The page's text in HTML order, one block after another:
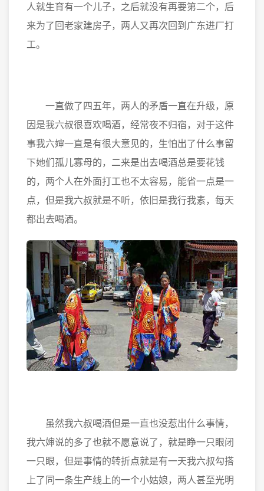
人就生育有一个儿子，之后就没有再要第二个，后
来为了回老家建房子，两人又再次回到广东进厂打
工。
一直做了四五年，两人的矛盾一直在升级，原
因是我六叔很喜欢喝酒，经常夜不归宿，对于这件
事我六婶一直是有很大意见的，生怕出了什么事留
下她们孤儿寡母的，二来是出去喝酒总是要花钱
的，两个人在外面打工也不太容易，能省一点是一
点，但是我六叔就是不听，依旧是我行我素，每天
都出去喝酒。
虽然我六叔喝酒但是一直也没惹出什么事情，
我六婶说的多了也就不愿意说了，就是睁一只眼闭
一只眼，但是事情的转折点就是有一天我六叔勾搭
上了同一条生产线上的一个小姑娘，两人甚至光明